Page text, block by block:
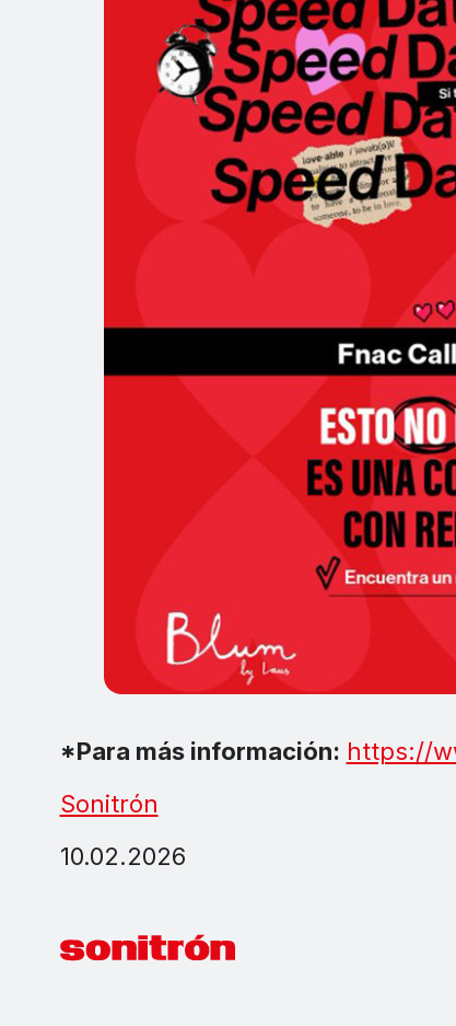
*Para más información: https://
Sonitrón
10.02.2026